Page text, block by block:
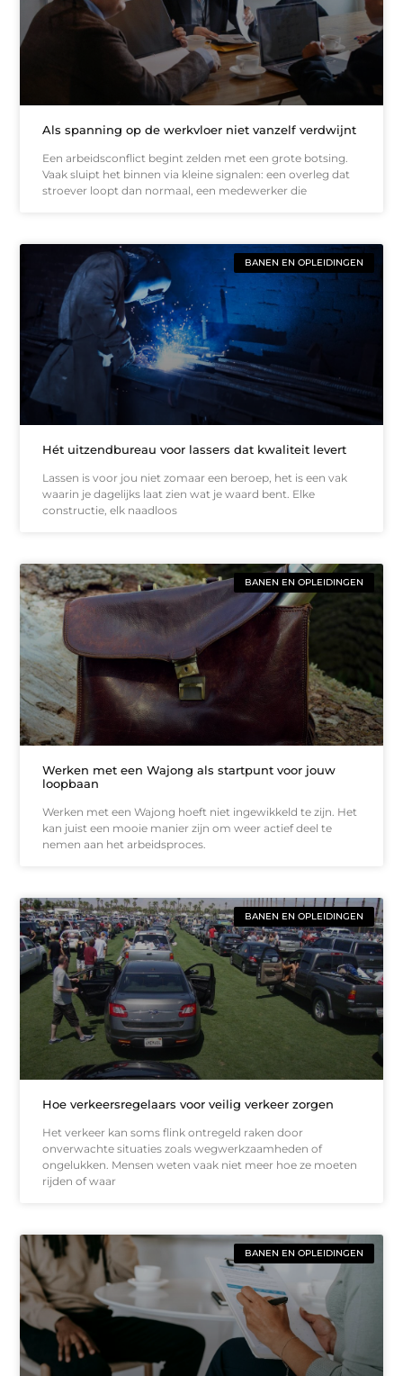
Als spanning op de werkvloer niet vanzelf verdwijnt
Een arbeidsconflict begint zelden met een grote botsing.
Vaak sluipt het binnen via kleine signalen: een overleg dat
stroever loopt dan normaal, een medewerker die
BANEN EN OPLEIDINGEN
Hét uitzendbureau voor lassers dat kwaliteit levert
Lassen is voor jou niet zomaar een beroep, het is een vak
waarin je dagelijks laat zien wat je waard bent. Elke
constructie, elk naadloos
BANEN EN OPLEIDINGEN
Werken met een Wajong als startpunt voor jouw
loopbaan
Werken met een Wajong hoeft niet ingewikkeld te zijn. Het
kan juist een mooie manier zijn om weer actief deel te
nemen aan het arbeidsproces.
BANEN EN OPLEIDINGEN
Hoe verkeersregelaars voor veilig verkeer zorgen
Het verkeer kan soms flink ontregeld raken door
onverwachte situaties zoals wegwerkzaamheden of
ongelukken. Mensen weten vaak niet meer hoe ze moeten
rijden of waar
BANEN EN OPLEIDINGEN